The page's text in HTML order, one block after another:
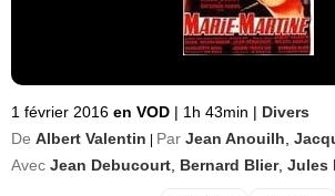
1 février 2016 en VOD | 1h 43min | Divers
De Albert Valentin Par Jean Anouilh
Avec Jean Debucourt Bernard Blier, Jules